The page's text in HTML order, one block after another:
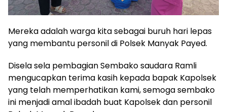
Mereka adalah warga kita sebagai buruh hari lepas
yang membantu personil di Polsek Manyak Payed.
Disela sela pembagian Sembako saudara Ramli
mengucapkan terima kasih kepada bapak Kapolsek
yang telah memperhatikan kami, semoga sembako
ini menjadi amal ibadah buat Kapolsek dan personil